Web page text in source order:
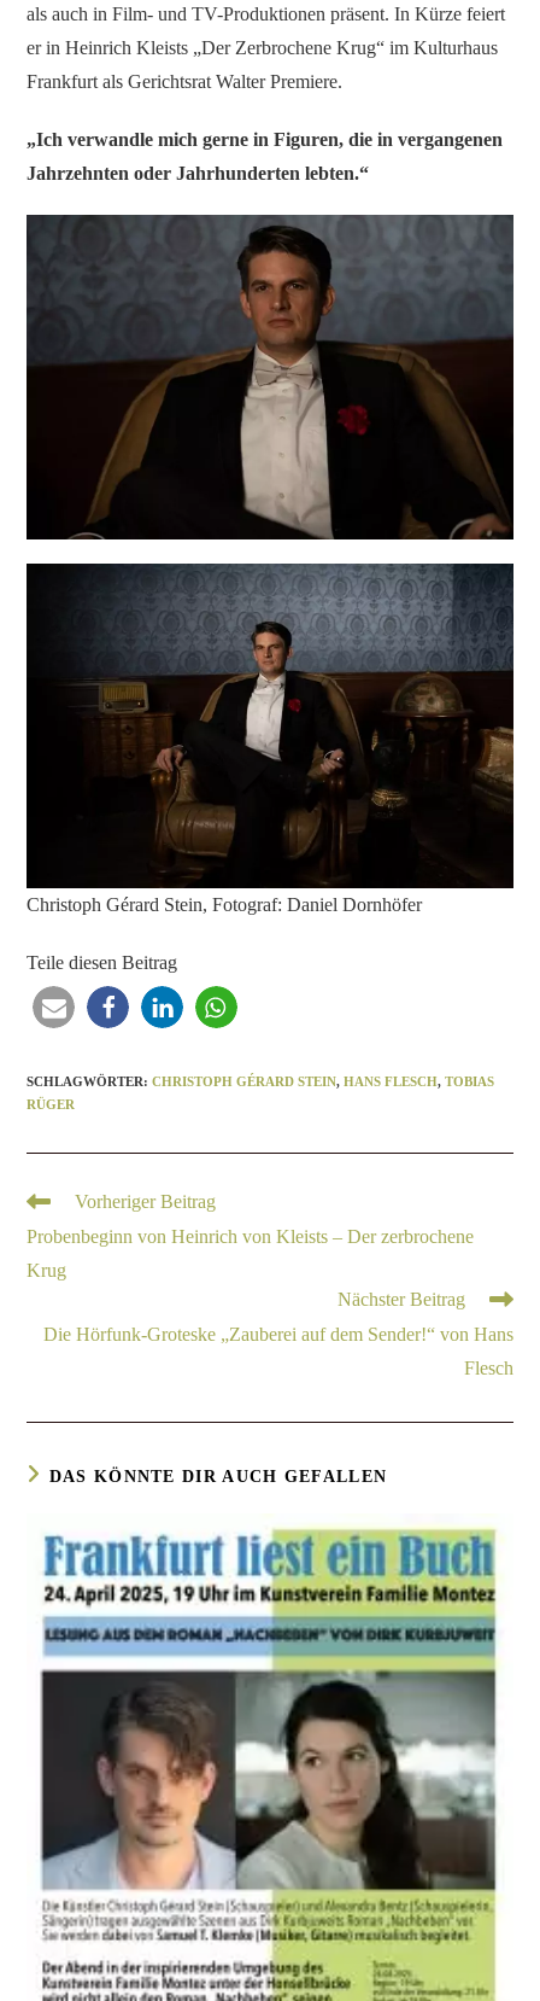
als auch in Film- und TV-Produktionen präsent. In Kürze feiert
er in Heinrich Kleists „Der Zerbrochene Krug“ im Kulturhaus
Frankfurt als Gerichtsrat Walter Premiere.
„Ich verwandle mich gerne in Figuren, die in vergangenen
Jahrzehnten oder Jahrhunderten lebten.“
Christoph Gérard Stein, Fotograf: Daniel Dornhöfer
Teile diesen Beitrag
SCHLAGWÖRTER:CHRISTOPH GÉRARD STEIN, HANS FLESCH, TOBIAS
RÜGER
Vorheriger Beitrag
Probenbeginn von Heinrich von Kleists – Der zerbrochene
Krug
Nächster Beitrag
Die Hörfunk-Groteske „Zauberei auf dem Sender!“ von Hans
Flesch
DAS KÖNNTE DIR AUCH GEFALLEN